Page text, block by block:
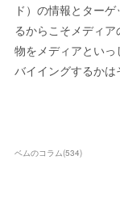
ド）の情報とター
るからこそメディ
物をメディアとい
バイイングするかは
ベムのコラム(534)